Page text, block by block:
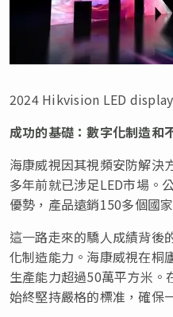
2024 Hikvision LED
成功的基礎：數字化制造和
海康威視因其視頻安防解決
多年前就已涉足LED市場。
優勢，產品遠銷150多個國家
這一路走來的驕人成績背後
化制造能力。海康威視在桐
生產能力超過50萬平方米。
始終堅持嚴格的標准，確保